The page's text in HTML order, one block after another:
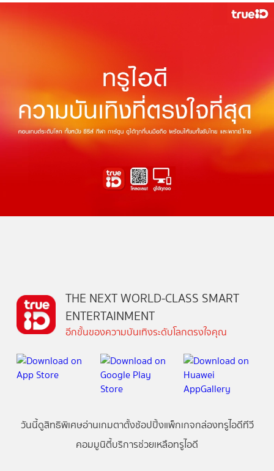
THE NEXT WORLD-CLASS SMART
ENTERTAINMENT
อีกขั้นของความบันเทิงระดับโลกตรงใจคุณ
วันนี้ดูสิทธิพิเศษอ่านเกมตาตั้งช้อปปิ้งแพ็กเกจกล่องทรูไอดีทีวี
คอมมูนิตี้บริการช่วยเหลือทรูไอดี